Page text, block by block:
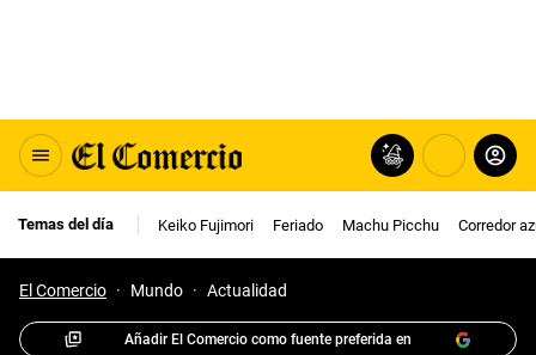
Temas del día Keiko Fujimori Feriado Machu Picchu Corredor
El Comercio · Mundo · Actualidad
Añadir El Comercio como fuente preferida en